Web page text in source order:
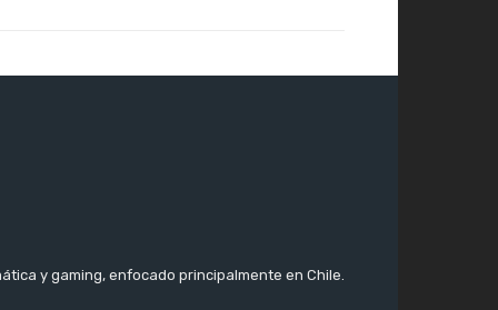
y gaming, enfocado principalmente en Chile.